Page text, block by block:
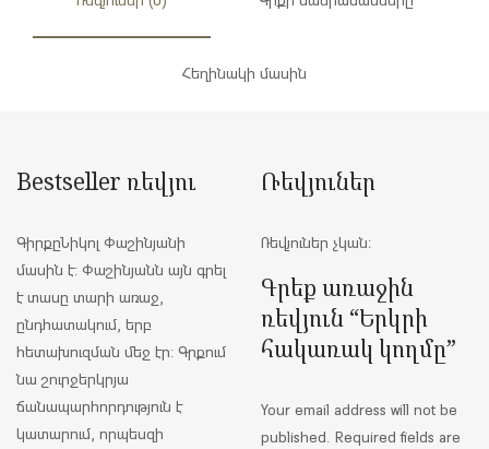
Հեղինակի մասին
Bestseller ռեվյու
ԳիրքըՆիկոլ Փաշինյանի
մասին է: Փաշինյանն այն գրել
է տասը տարի առաջ,
ընդհատակում, երբ
հետախուզման մեջ էր: Գրքում
նա շուրջերկրյա
ճանապարհորդություն է
կատարում, որպեսզի
Ռեվյուներ
Ռեվյուներ չկան։
Գրեք առաջին
ռեվյուն “Երկրի
հակառակ կողմը”
Your email address will not be
published. Required fields are